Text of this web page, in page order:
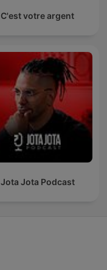
C'est votre argent
Jota Jota Podcast